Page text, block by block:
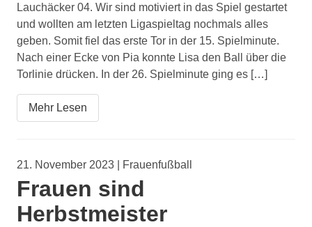
Lauchäcker 04. Wir sind motiviert in das Spiel gestartet
und wollten am letzten Ligaspieltag nochmals alles
geben. Somit fiel das erste Tor in der 15. Spielminute.
Nach einer Ecke von Pia konnte Lisa den Ball über die
Torlinie drücken. In der 26. Spielminute ging es […]
Mehr Lesen
21. November 2023 | Frauenfußball
Frauen sind
Herbstmeister